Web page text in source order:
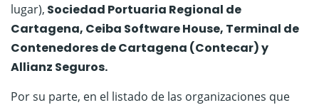
lugar), Sociedad Portuaria Regional de
Cartagena, Ceiba Software House, Terminal de
Contenedores de Cartagena (Contecar) y
Allianz Seguros.
Por su parte, en el listado de las organizaciones que